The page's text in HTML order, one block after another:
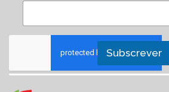
Subscrever